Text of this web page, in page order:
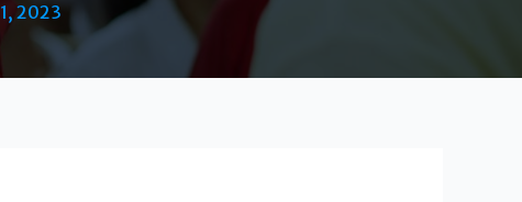
2023